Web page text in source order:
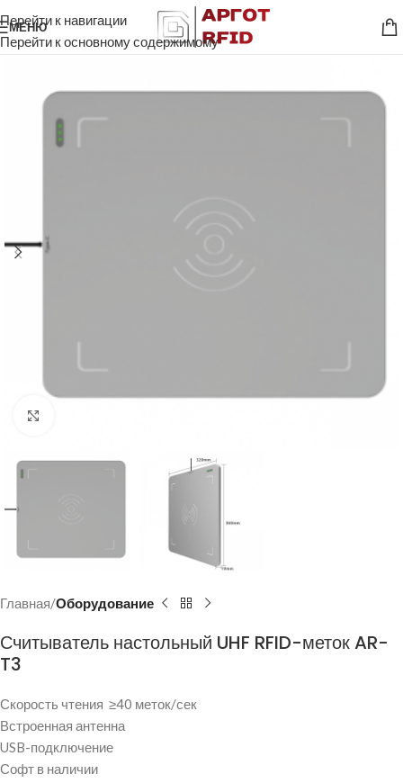
Перейти к навигации
Перейти к основному содержимому
МЕНЮ
Главная Оборудование
Считыватель настольный UHF RFID-меток AR-
T3
Скорость чтения ≥40 меток/сек
Встроенная антенна
USB-подключение
Софт в наличии